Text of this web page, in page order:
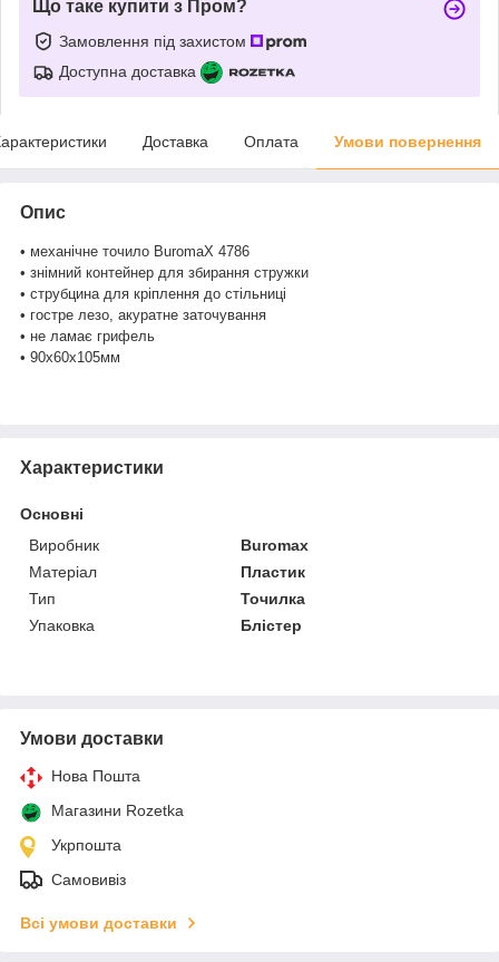
Що таке купити з Пром?
Замовлення під захистом
Доступна доставка
Доставка Оплата Умови повернення
Опис
• механічне точило BuromaX 4786
• знімний контейнер для збирання стружки
• струбцина для кріплення до стільниці
• гостре лезо, акуратне заточування
• не ламає грифель
• 90х60х105мм
Характеристики
Основні
Виробник
Buromax
Матеріал
Пластик
Тип
Точилка
Упаковка
Блістер
Умови доставки
Нова Пошта
Магазини Rozetka
Укрпошта
Самовивіз
Всі умови доставки